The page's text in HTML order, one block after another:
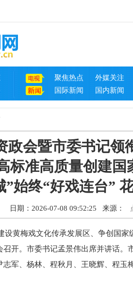
聚焦热点 外媒关注
国际新闻
国内新闻
政会暨市委书记领
标准高质量创建国
”始终“好戏连台”
日期：2026-07-08 09:52:25 来源：
黄梅戏文化传承发展区、争创国家
开。市委书记孟景伟出席并讲话。
军、杨林、程秋月、王晓辉、程玉